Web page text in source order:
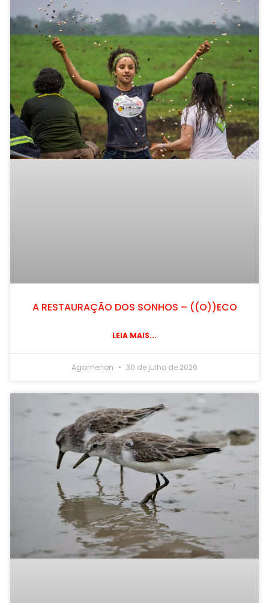
A RESTAURAÇÃO DOS SONHOS – ((O))ECO
LEIA MAIS...
Agamenon 30 de julho de 2026